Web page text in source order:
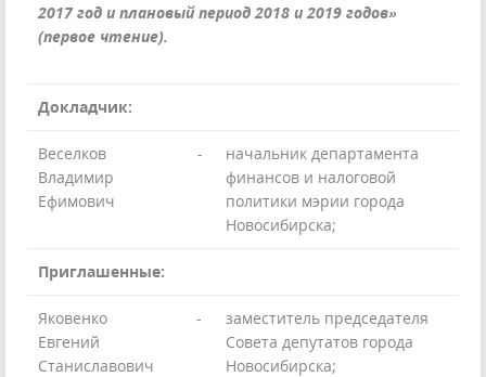
2017 год и плановый период 2018 и 2019 годов»
(первое чтение).
Докладчик:
Веселков
Владимир
Ефимович
-
начальник департамента
финансов и налоговой
политики мэрии города
Новосибирска;
Приглашенные:
Яковенко
Евгений
Станиславович
-
заместитель председателя
Совета депутатов города
Новосибирска;